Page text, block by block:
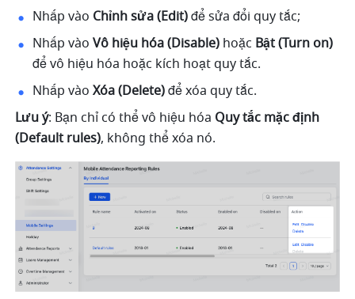
Nhấp vào Chỉnh sửa (Edit) để sửa đổi quy tắc;
Nhấp vào Vô hiệu hóa (Disable) hoặc Bật (Turn on)
để vô hiệu hóa hoặc kích hoạt quy tắc.
Nhấp vào Xóa (Delete) để xóa quy tắc.
Lưu ý: Bạn chỉ có thể vô hiệu hóa Quy tắc mặc định
(Default rules), không thể xóa nó.